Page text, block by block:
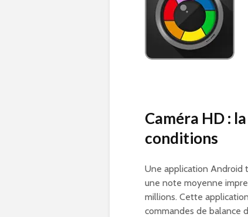
Caméra HD:
conditions
Une application Android
une note moyenne
millions. Cette
commandes de balance